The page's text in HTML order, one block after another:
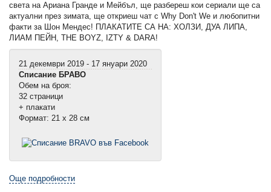
света на Ариана Гранде и Мейбъл, ще разбереш кои сериали ще са
актуални през зимата, ще откриеш чат с Why Don't We и любопитни
факти за Шон Мендес! ПЛАКАТИТЕ СА НА: ХОЛЗИ, ДУА ЛИПА,
ЛИАМ ПЕЙН, THE BOYZ, IZTY & DARA!
21 декември 2019 - 17 януари 2020
Списание БРАВО
Обем на броя:
32 страници
+ плакати
Формат: 21 х 28 см
Още подробности